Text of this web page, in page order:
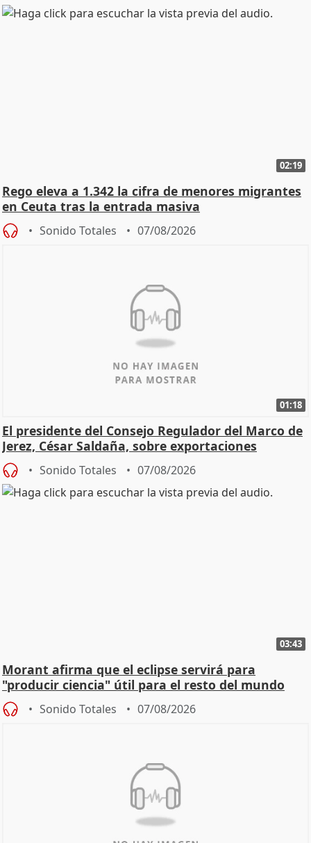
02:19
Rego eleva a 1.342 la cifra de menores migrantes
en Ceuta tras la entrada masiva
Sonido Totales 07/08/2026
01:18
El presidente del Consejo Regulador del Marco de
Jerez, César Saldaña, sobre exportaciones
Sonido Totales 07/08/2026
03:43
Morant afirma que el eclipse servirá para
"producir ciencia" útil para el resto del mundo
Sonido Totales 07/08/2026